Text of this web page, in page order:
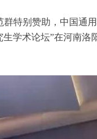
群特别赞助， 中国通
学术论坛”在河南洛